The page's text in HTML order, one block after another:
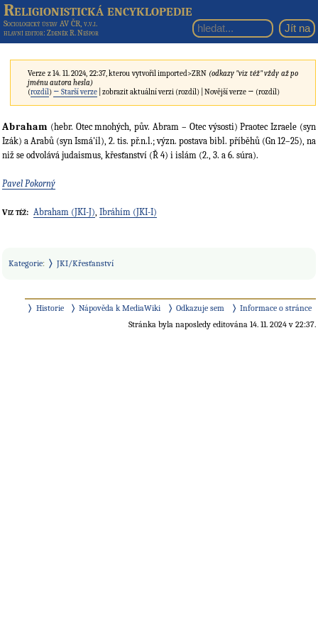
Religionistická encyklopedie
Sociologický ústav AV ČR, v.v.i.
hlavní editor: Zdeněk R. Nešpor
Verze z 14. 11. 2024, 22:37, kterou vytvořilimported>ZRN (odkazy "viz též" vždy až po
jménu autora hesla)
(rozdíl) ← Starší verze | zobrazit aktuální verzi (rozdíl) | Novější verze → (rozdíl)
Abraham (hebr. Otec mnohých, pův. Abram – Otec výsosti) Praotec Izraele (syn
Izák) a Arabů (syn Ismá'íl), 2. tis. př.n.l.; význ. postava bibl. příběhů (Gn 12–25), na
niž se odvolává judaismus, křesťanství (Ř 4) i islám (2., 3. a 6. súra).
Pavel Pokorný
Viz též: Abraham (JKI-J), Ibráhím (JKI-I)
Kategorie: JKI/Křesťanství
Historie Nápověda k MediaWiki Odkazuje sem
Informace o stránce
Stránka byla naposledy editována 14. 11. 2024 v 22:37.